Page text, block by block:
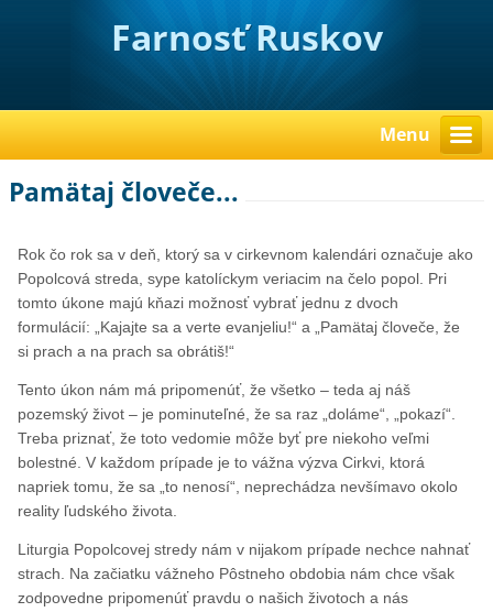
Farnosť Ruskov
Menu
Pamätaj človeče...
Rok čo rok sa v deň, ktorý sa v cirkevnom kalendári označuje ako
Popolcová streda, sype katolíckym veriacim na čelo popol. Pri
tomto úkone majú kňazi možnosť vybrať jednu z dvoch
formulácií: „Kajajte sa a verte evanjeliu!“ a „Pamätaj človeče, že
si prach a na prach sa obrátiš!“
Tento úkon nám má pripomenúť, že všetko – teda aj náš
pozemský život – je pominuteľné, že sa raz „doláme“, „pokazí“.
Treba priznať, že toto vedomie môže byť pre niekoho veľmi
bolestné. V každom prípade je to vážna výzva Cirkvi, ktorá
napriek tomu, že sa „to nenosí“, neprechádza nevšímavo okolo
reality ľudského života.
Liturgia Popolcovej stredy nám v nijakom prípade nechce nahnať
strach. Na začiatku vážneho Pôstneho obdobia nám chce však
zodpovedne pripomenúť pravdu o našich životoch a nás